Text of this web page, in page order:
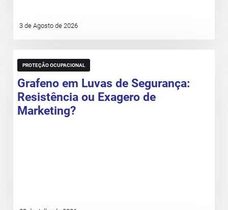
3 de Agosto de 2026
PROTEÇÃO OCUPACIONAL
Grafeno em Luvas de Segurança:
Resistência ou Exagero de
Marketing?